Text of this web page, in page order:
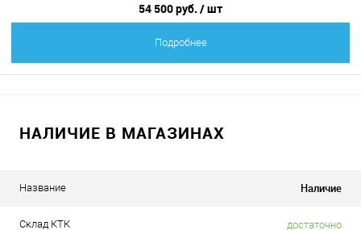
54 500 руб. / шт
Подробнее
НАЛИЧИЕ В МАГАЗИНАХ
Название Наличие
Склад КТК достаточно